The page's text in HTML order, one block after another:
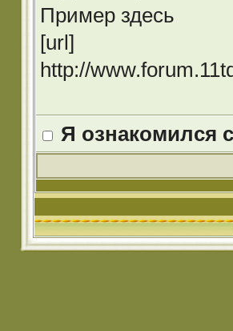
Пример здесь
[url]
http://
Я ознакомился